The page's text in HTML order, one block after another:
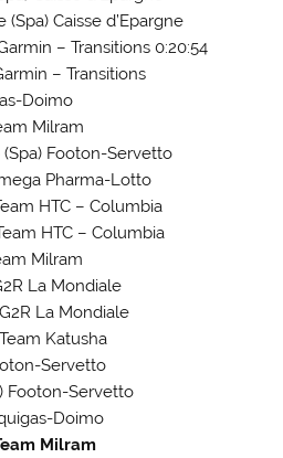
(Spa) Caisse d’Epargne
– Transitions 0:20:54
– Transitions
Doimo
Milram
(Spa) Footon-Servetto
Pharma-Lotto
HTC – Columbia
HTC – Columbia
Milram
La Mondiale
La Mondiale
Katusha
Servetto
Footon-Servetto
Doimo
Milram